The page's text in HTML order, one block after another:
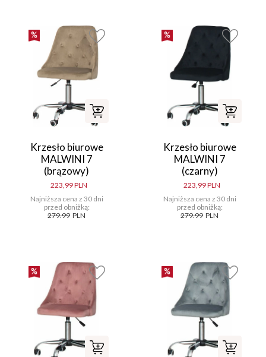
Krzesło biurowe
MALWINI 7
(brązowy)
223,99 PLN
Najniższa cena z 30 dni
przed obniżką:
279.99 PLN
Krzesło biurowe
MALWINI 7
(czarny)
223,99 PLN
Najniższa cena z 30 dni
przed obniżką:
279.99 PLN